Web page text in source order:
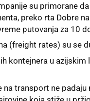
su primorane
preko rta Dobre
putovanja za 10
(freight rates) su se
kontejnera u
transport ne padaju